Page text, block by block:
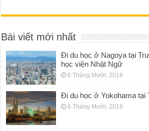
Bài viết mới nhất
Đi du học ở Nagoya tại
học viện Nhật Ngữ
6 Tháng Mười, 2016
Đi du học ở Yokohama tại
6 Tháng Mười, 2016